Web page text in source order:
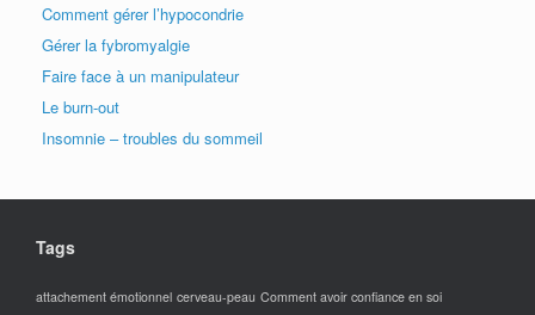
Comment gérer l’hypocondrie
Gérer la fybromyalgie
Faire face à un manipulateur
Le burn-out
Insomnie – troubles du sommeil
Tags
attachement émotionnel cerveau-peau Comment avoir confiance en soi